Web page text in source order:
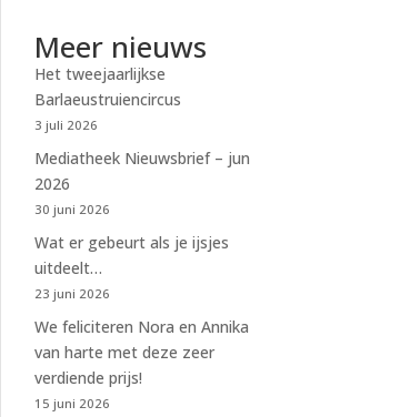
Meer nieuws
Het tweejaarlijkse
Barlaeustruiencircus
3 juli 2026
Mediatheek Nieuwsbrief – jun
2026
30 juni 2026
Wat er gebeurt als je ijsjes
uitdeelt…
23 juni 2026
We feliciteren Nora en Annika
van harte met deze zeer
verdiende prijs!
15 juni 2026